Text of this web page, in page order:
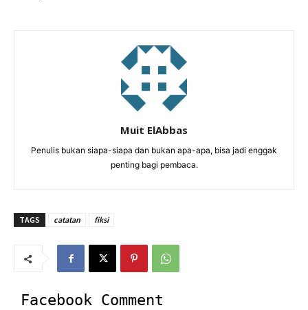
Muit ElAbbas
Penulis bukan siapa-siapa dan bukan apa-apa, bisa jadi enggak
penting bagi pembaca.
TAGS catatan fiksi
Facebook Comment